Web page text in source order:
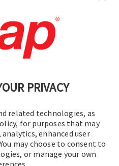
PRIVACY
related technologies, as
for purposes that may
enhanced user
may choose to consent to
or manage your own
Nutzungsbedingungen
| Sitemap
Technology, Inc.